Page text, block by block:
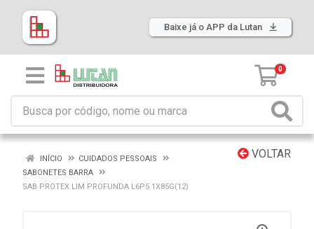
Baixe já o APP da Lutan
0
VOLTAR
INÍCIO
CUIDADOS PESSOAIS
SABONETES BARRA
SAB PROTEX LIM PROFUNDA L6P5 1X85G(12)